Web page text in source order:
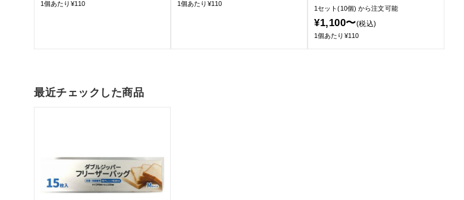
1個あたり¥110 1個あたり¥110
1セット(10個)から注文可能
¥1,100〜(税込)
1個あたり¥110
最近チェックした商品